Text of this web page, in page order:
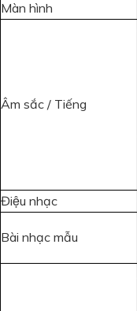
Màn hình
Âm sắc / Tiếng
Điệu nhạc
Bài nhạc mẫu